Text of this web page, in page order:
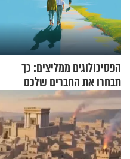
הפסיכולוגים ממליצים: כך
תבחרו את החברים שלכם
בחיים